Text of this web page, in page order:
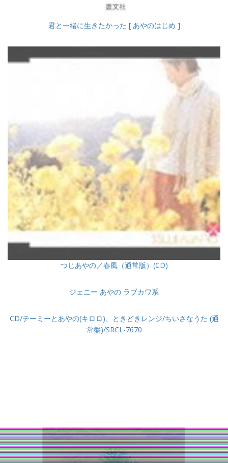
君と一緒に生きたかった [ あやのはじめ ]
つじあやの／春風（通常版）(CD)
ジェニー あやの ラブカワ系
CD/チーミーとあやの(キロロ)、ときどきレンジ/ちいさなうた (通
常盤)/SRCL-7670